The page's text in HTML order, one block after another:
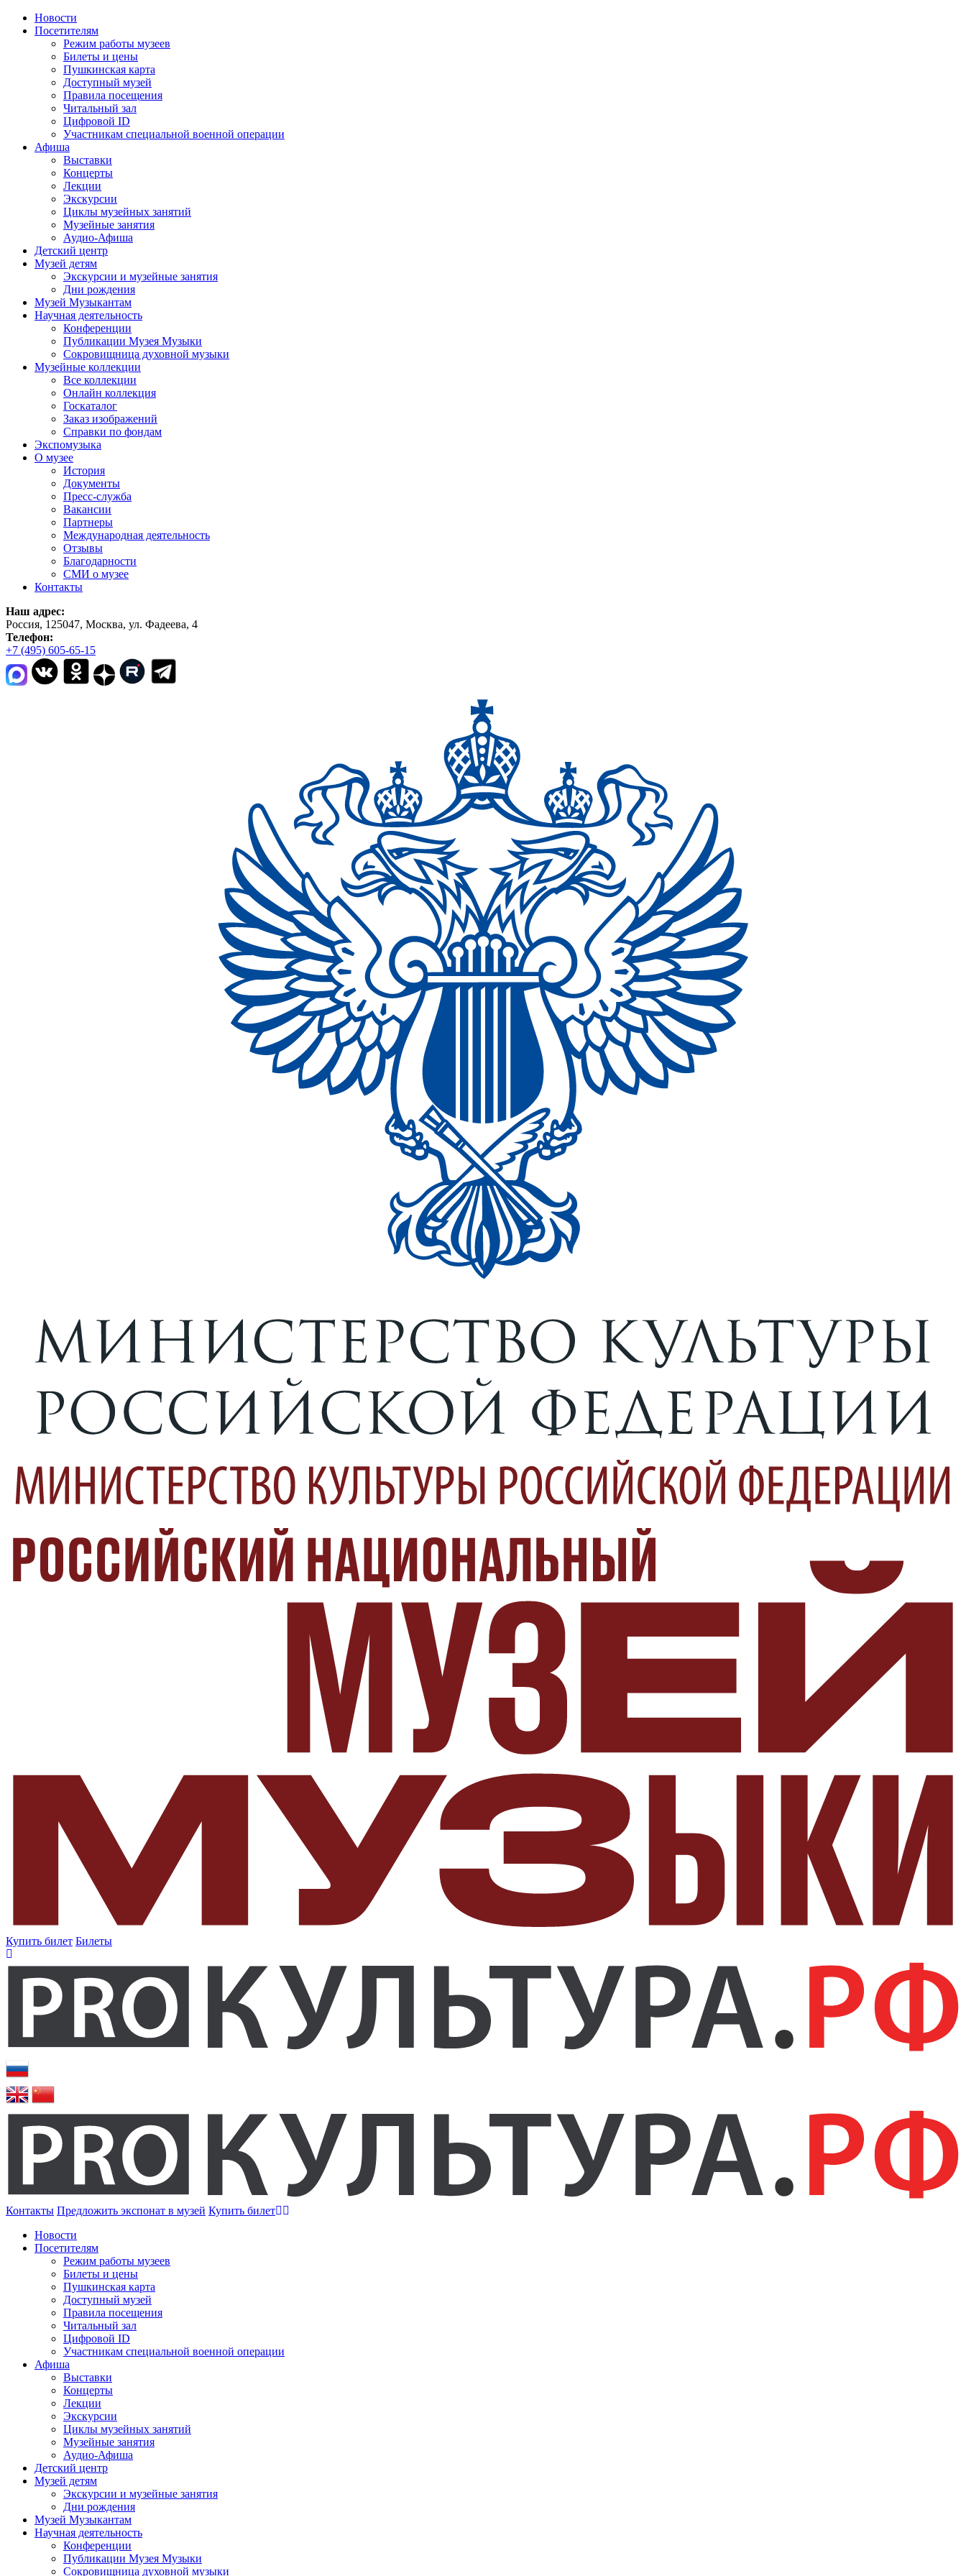
Новости
Посетителям
Режим работы музеев
Билеты и цены
Пушкинская карта
Доступный музей
Правила посещения
Читальный зал
Цифровой ID
Участникам специальной военной операции
Афиша
Выставки
Концерты
Лекции
Экскурсии
Циклы музейных занятий
Музейные занятия
Аудио-Афиша
Детский центр
Музей детям
Экскурсии и музейные занятия
Дни рождения
Музей Музыкантам
Научная деятельность
Конференции
Публикации Музея Музыки
Сокровищница духовной музыки
Музейные коллекции
Все коллекции
Онлайн коллекция
Госкаталог
Заказ изображений
Справки по фондам
Экспомузыка
О музее
История
Документы
Пресс-служба
Вакансии
Партнеры
Международная деятельность
Отзывы
Благодарности
СМИ о музее
Контакты
Наш адрес:
Россия, 125047, Москва, ул. Фадеева, 4
Телефон:
+7 (495) 605-65-15
Купить билет Билеты
Контакты Предложить экспонат в музей Купить билет
Новости
Посетителям
Режим работы музеев
Билеты и цены
Пушкинская карта
Доступный музей
Правила посещения
Читальный зал
Цифровой ID
Участникам специальной военной операции
Афиша
Выставки
Концерты
Лекции
Экскурсии
Циклы музейных занятий
Музейные занятия
Аудио-Афиша
Детский центр
Музей детям
Экскурсии и музейные занятия
Дни рождения
Музей Музыкантам
Научная деятельность
Конференции
Публикации Музея Музыки
Сокровищница духовной музыки